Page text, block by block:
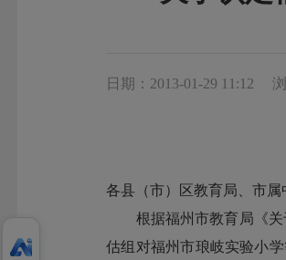
日期：2013-01-29 11:12
各县（市）区教育局、市属
根据福州市教育局《关于
估组对福州市琅岐实验小